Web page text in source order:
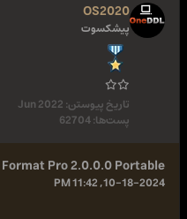
OS2020
پیشکسوت
تاریخ پیوستن:Jun 2022
پست‌ها:62704
Pro 2.0.0.0 Portable
10-18-2024, 11:42 PM